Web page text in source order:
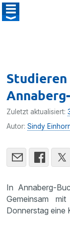
Zuletzt aktualisiert:
Autor:Sindy
In Annaberg-
Gemeinsam
Donnerstag eine